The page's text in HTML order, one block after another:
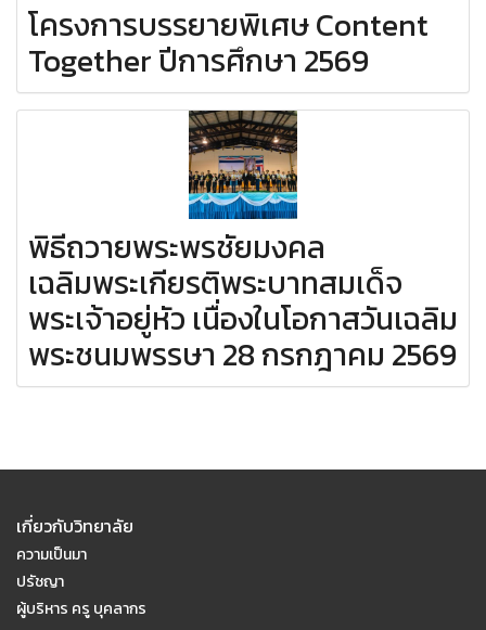
โครงการบรรยายพิเศษ Content
Together ปีการศึกษา 2569
พิธีถวายพระพรชัยมงคล
เฉลิมพระเกียรติพระบาทสมเด็จ
พระเจ้าอยู่หัว เนื่องในโอกาสวันเฉลิม
พระชนมพรรษา 28 กรกฎาคม 2569
เกี่ยวกับวิทยาลัย
ความเป็นมา
ปรัชญา
ผู้บริหาร ครู บุคลากร